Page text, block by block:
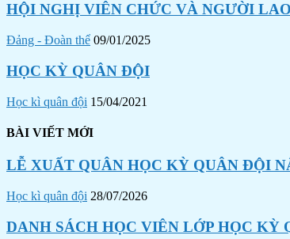
HỘI NGHỊ VIÊN CHỨC VÀ NGƯỜI
Đảng - Đoàn thể 09/01/2025
HỌC KỲ QUÂN ĐỘI
Học kì quân đội 15/04/2021
BÀI VIẾT MỚI
LỄ XUẤT QUÂN HỌC KỲ QUÂN ĐỘI
Học kì quân đội 28/07/2026
DANH SÁCH HỌC VIÊN LỚP HỌC KỲ